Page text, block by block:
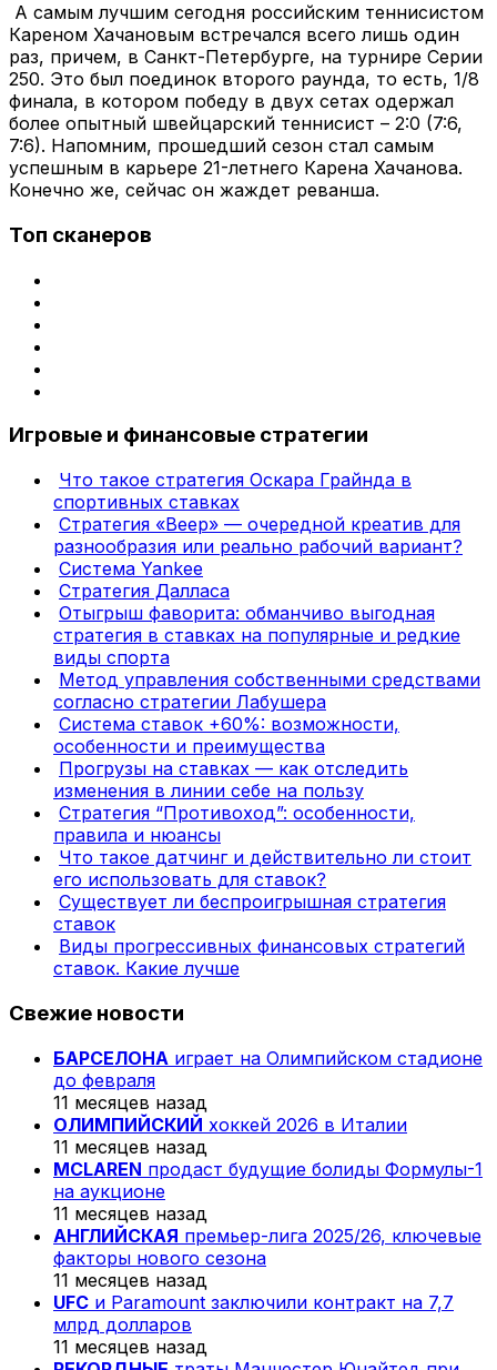
А самым лучшим сегодня российским теннисистом
Кареном Хачановым встречался всего лишь один
раз, причем, в Санкт-Петербурге, на турнире Серии
250. Это был поединок второго раунда, то есть, 1/8
финала, в котором победу в двух сетах одержал
более опытный швейцарский теннисист – 2:0 (7:6,
7:6). Напомним, прошедший сезон стал самым
успешным в карьере 21-летнего Карена Хачанова.
Конечно же, сейчас он жаждет реванша.
Топ сканеров
Игровые и финансовые стратегии
Что такое стратегия Оскара Грайнда в
спортивных ставках
Стратегия «Веер» — очередной креатив для
разнообразия или реально рабочий вариант?
Система Yankee
Стратегия Далласа
Отыгрыш фаворита: обманчиво выгодная
стратегия в ставках на популярные и редкие
виды спорта
Метод управления собственными средствами
согласно стратегии Лабушера
Система ставок +60%: возможности,
особенности и преимущества
Прогрузы на ставках — как отследить
изменения в линии себе на пользу
Стратегия “Противоход”: особенности,
правила и нюансы
Что такое датчинг и действительно ли стоит
его использовать для ставок?
Существует ли беспроигрышная стратегия
ставок
Виды прогрессивных финансовых стратегий
ставок. Какие лучше
Свежие новости
БАРСЕЛОНА играет на Олимпийском стадионе
до февраля
11 месяцев назад
ОЛИМПИЙСКИЙ хоккей 2026 в Италии
11 месяцев назад
MCLAREN продаст будущие болиды Формулы-1
на аукционе
11 месяцев назад
АНГЛИЙСКАЯ премьер-лига 2025/26, ключевые
факторы нового сезона
11 месяцев назад
UFC и Paramount заключили контракт на 7,7
млрд долларов
11 месяцев назад